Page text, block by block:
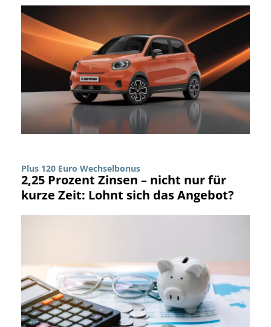
Plus 120 Euro Wechselbonus
2,25 Prozent Zinsen – nicht nur für
kurze Zeit: Lohnt sich das Angebot?